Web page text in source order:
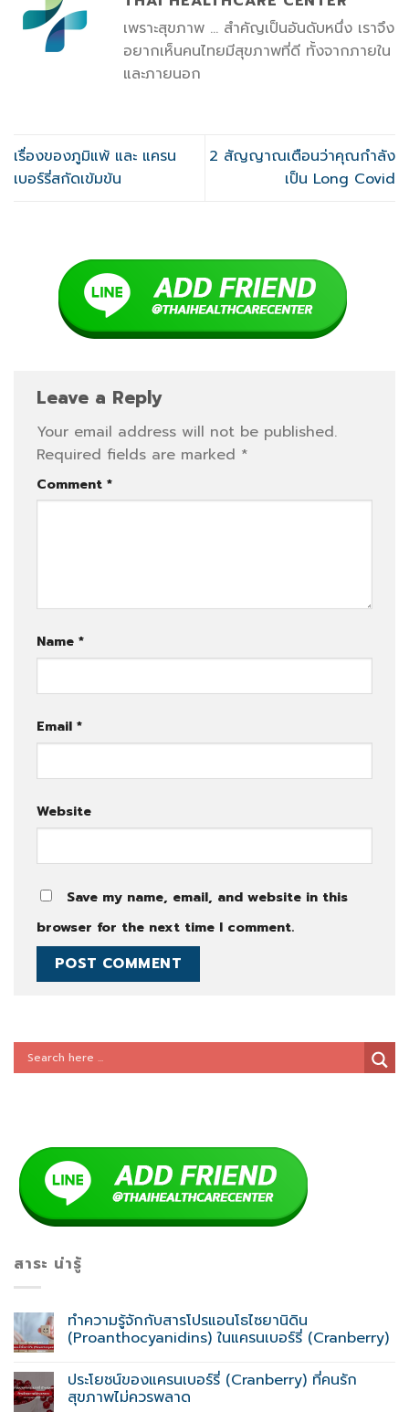
เพราะสุขภาพ ... สำคัญเป็นอันดับหนึ่ง เราจึง
อยากเห็นคนไทยมีสุขภาพที่ดี ทั้งจากภายใน
และภายนอก
เรื่องของภูมิแพ้ และ แครน
เบอร์รี่สกัดเข้มข้น
2 สัญญาณเตือนว่าคุณกำลัง
เป็น Long Covid
Leave a Reply
Your email address will not be published.
Required fields are marked *
Comment *
Name *
Email *
Website
Save my name, email, and website in this
browser for the next time I comment.
สาระ น่ารู้
ทำความรู้จักกับสารโปรแอนโธไซยานิดิน
(Proanthocyanidins) ในแครนเบอร์รี่ (Cranberry)
ประโยชน์ของแครนเบอร์รี่ (Cranberry) ที่คนรัก
สุขภาพไม่ควรพลาด